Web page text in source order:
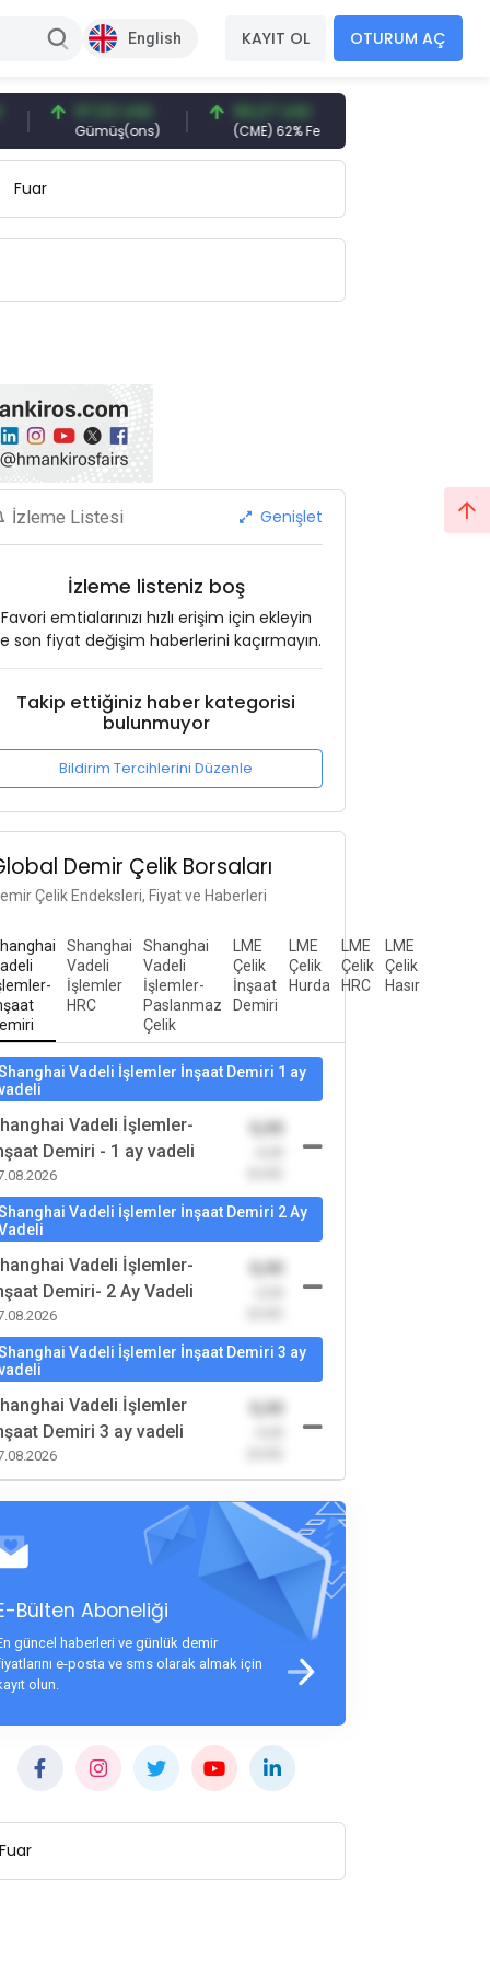
English KAYIT OL OTURUM AÇ
97,32 USD
Gümüş(ons)
96,27 USD
(CME) 62% Fe
Fuar
İzleme Listesi Genişlet
İzleme listeniz boş
Favori emtialarınızı hızlı erişim için ekleyin
son fiyat değişim haberlerini kaçırmayın.
Takip ettiğiniz haber kategorisi
bulunmuyor
Bildirim Tercihlerini Düzenle
Demir Çelik Borsaları
Çelik Endeksleri, Fiyat ve Haberleri
Shanghai
Vadeli
İşlemler
HRC
Shanghai
Vadeli
İşlemler-
Paslanmaz
Çelik
LME
Çelik
İnşaat
Demiri
LME
Çelik
Hurda
LME
Çelik
HRC
LME
Çelik
Hasır
Vadeli İşlemler İnşaat Demiri 1 ay
Vadeli İşlemler-
Demiri - 1 ay vadeli
0,00
Vadeli İşlemler İnşaat Demiri 2 Ay
Vadeli İşlemler-
Demiri- 2 Ay Vadeli
0,00
Vadeli İşlemler İnşaat Demiri 3 ay
Vadeli İşlemler
Demiri 3 ay vadeli
0,00
Bülten Aboneliği
güncel haberleri ve günlük demir
e-posta ve sms olarak almak için
olun.
Fuar